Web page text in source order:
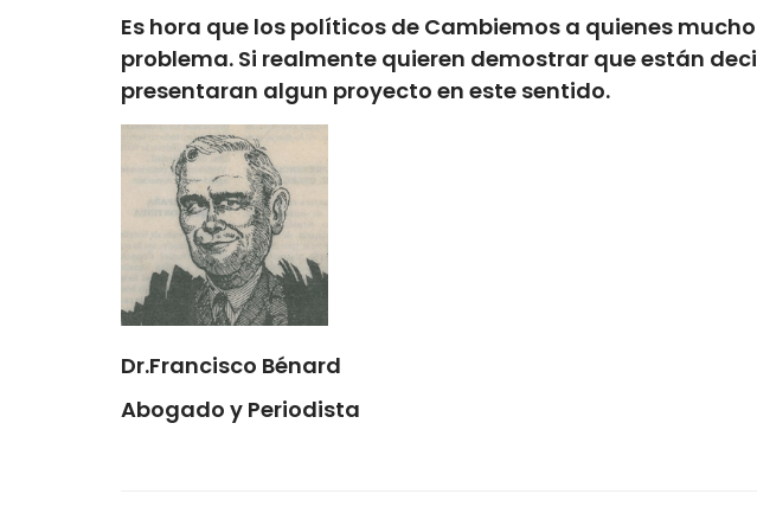
Es hora que los políticos de Cambiemos a quienes
problema. Si realmente quieren demostrar que están
presentaran algun proyecto en este sentido.
Dr.Francisco Bénard
Abogado y Periodista